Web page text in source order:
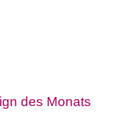
des Monats